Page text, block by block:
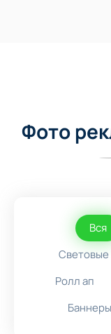
Фото
Вся
Световые
Ролл ап
Баннеры